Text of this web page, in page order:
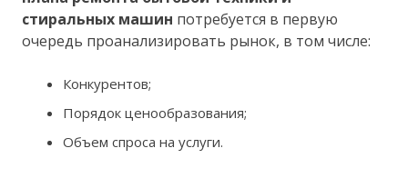
стиральных машин потребуется в первую
очередь проанализировать рынок, в том числе:
Конкурентов;
Порядок ценообразования;
Объем спроса на услуги.